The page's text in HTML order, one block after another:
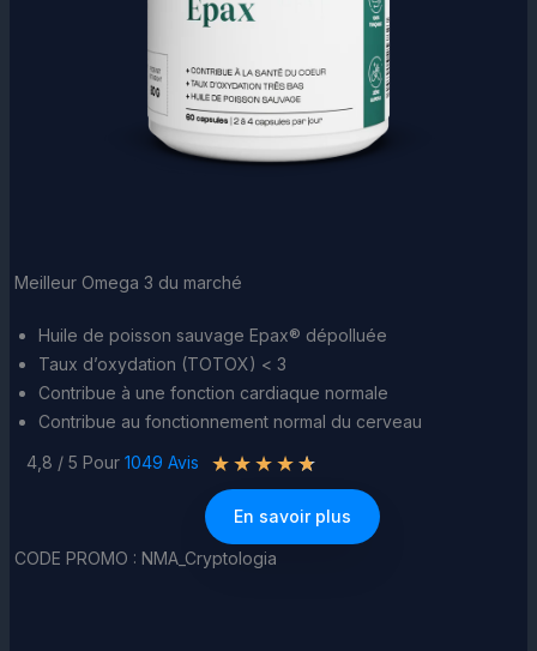
Meilleur Omega 3 du marché
Huile de poisson sauvage Epax® dépolluée
Taux d’oxydation (TOTOX) < 3
Contribue à une fonction cardiaque normale
Contribue au fonctionnement normal du cerveau
4,8 / 5 Pour 1049 Avis ★★★★★
En savoir plus
CODE PROMO : NMA_Cryptologia